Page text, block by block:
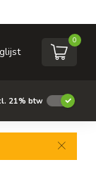
0
21% btw